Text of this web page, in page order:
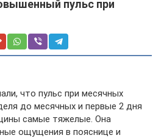
пульс при
что пульс при месячных
до месячных и первые 2 дня
самые тяжелые. Она
ощущения в пояснице и